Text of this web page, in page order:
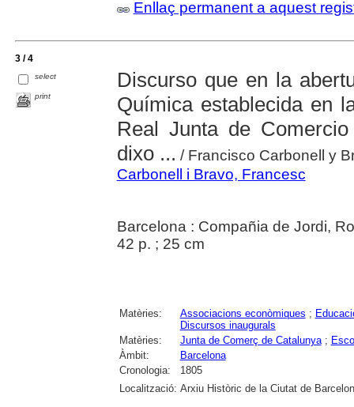
Enllaç permanent a aquest
3 / 4
select
print
Discurso que en la
Química establecida en
Real Junta de
dixo ... / Francisco Carbonell y
Carbonell i Bravo, Francesc
Barcelona : Compañia de Jordi,
42 p. ; 25 cm
Matèries: Associacions econòmiques ;
Discursos inaugurals
Matèries:
Junta de Comerç de Catalunya;
Àmbit:
Barcelona
Cronologia:
1805
Localització: Arxiu Històric de la Ciutat de